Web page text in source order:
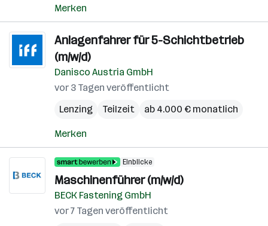
Merken
Anlagenfahrer für 5-Schichtbetrieb
(m/w/d)
Danisco Austria GmbH
vor 3 Tagen veröffentlicht
Lenzing
Teilzeit ab 4.000 € monatlich
Merken
Einblicke
Maschinenführer (m/w/d)
BECK Fastening GmbH
vor 7 Tagen veröffentlicht